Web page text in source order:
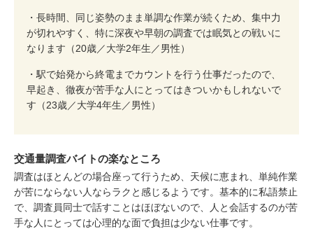
・長時間、同じ姿勢のまま単調な作業が続くため、集中力
が切れやすく、特に深夜や早朝の調査では眠気との戦いに
なります（20歳／大学2年生／男性）
・駅で始発から終電までカウントを行う仕事だったので、
早起き、徹夜が苦手な人にとってはきついかもしれないで
す（23歳／大学4年生／男性）
交通量調査バイトの楽なところ
調査はほとんどの場合座って行うため、天候に恵まれ、単純作業
が苦にならない人ならラクと感じるようです。基本的に私語禁止
で、調査員同士で話すことはほぼないので、人と会話するのが苦
手な人にとっては心理的な面で負担は少ない仕事です。